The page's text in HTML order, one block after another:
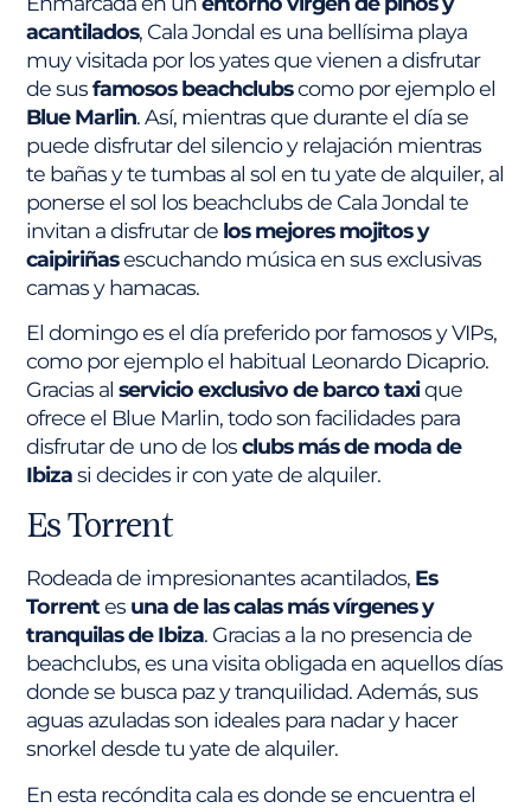
acantilados, Cala Jondal es una bellísima playa
muy visitada por los yates que vienen a disfrutar
de susfamosos beachclubscomo por ejemplo el
Blue Marlin. Así, mientras que durante el día se
puede disfrutar del silencio y relajación mientras
te bañas y te tumbas al sol en tu yate de alquiler, al
ponerse el sol los beachclubs de Cala Jondal te
invitan a disfrutar de los mejores mojitos y
caipiriñasescuchando música en sus exclusivas
camas y hamacas.
El domingo es el día preferido por famosos y VIPs,
como por ejemplo el habitual Leonardo Dicaprio.
Gracias alservicio exclusivo de barco taxique
ofrece el Blue Marlin, todo son facilidades para
disfrutar de uno de losclubs más de moda de
Ibizasi decides ir con yate de alquiler.
Es Torrent
Rodeada de impresionantes acantilados, Es
Torrentes una de las calas más vírgenes y
tranquilas de Ibiza. Gracias a la no presencia de
beachclubs, es una visita obligada en aquellos días
donde se busca paz y tranquilidad. Además, sus
aguas azuladas son ideales para nadar y hacer
snorkel desde tu yate de alquiler.
En esta recóndita cala es donde se encuentra el